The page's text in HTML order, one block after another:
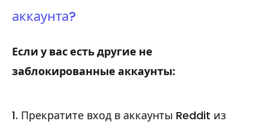
аккаунта?
Если у вас есть другие не
заблокированные аккаунты:
1. Прекратите вход в аккаунты Reddit из